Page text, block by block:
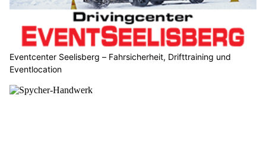
Eventcenter Seelisberg – Fahrsicherheit, Drifttraining und
Eventlocation